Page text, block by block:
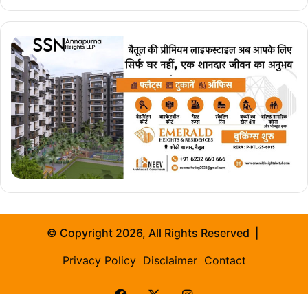
© Copyright 2026, All Rights Reserved |
Privacy Policy Disclaimer Contact